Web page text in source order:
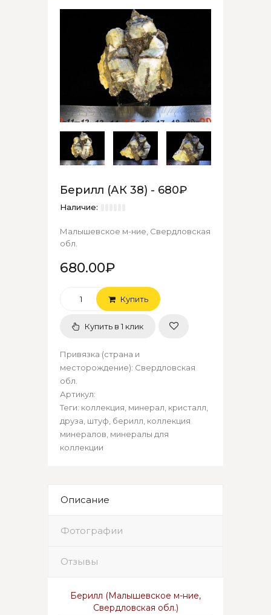
Берилл (АК 38) - 680₽
Наличие:
Малышевское м-ние, Свердловская
обл.
680.00₽
Купить
Купить в 1 клик
Привязка (страна и
месторождение): Свердловская
обл.
Артикул:
Теги: коллекция минерал кристалл
друза штуф берилл коллекция
минералов минералы для
коллекции
Описание
Фотографии
Отзывы
Берилл (Малышевское м-ние,
Свердловская обл.)